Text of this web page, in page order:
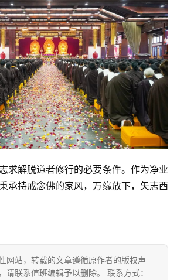
求解脱道者修行的必要条件。作为净业
承持戒念佛的家风，万缘放下，矢志西
网站，转载的文章遵循原作者的版权声
请联系值班编辑予以删除。 联系方式：